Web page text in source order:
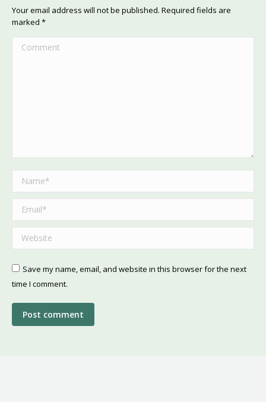
Your email address will not be published. Required fields are
marked *
Comment
Name *
Email *
Website
Save my name, email, and website in this browser for the next
time I comment.
Post comment